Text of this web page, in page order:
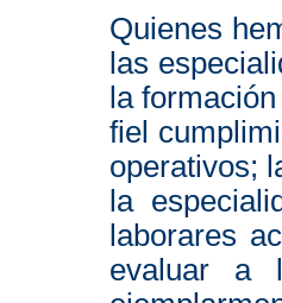
Quienes
las
la
fiel
operativos;
la
laborares
evaluar a